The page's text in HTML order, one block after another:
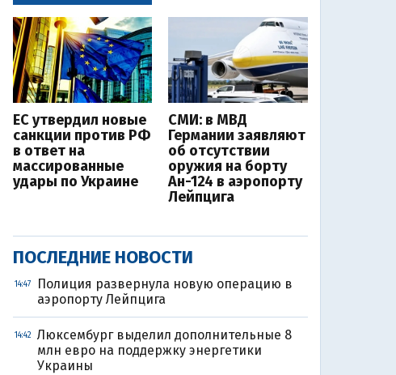
ЕС утвердил новые
санкции против РФ
в ответ на
массированные
удары по Украине
СМИ: в МВД
Германии заявляют
об отсутствии
оружия на борту
Ан-124 в аэропорту
Лейпцига
ПОСЛЕДНИЕ НОВОСТИ
14:47
Полиция развернула новую операцию в
аэропорту Лейпцига
14:42
Люксембург выделил дополнительные 8
млн евро на поддержку энергетики
Украины